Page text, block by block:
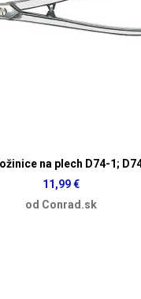
na plech D74-1;
11,99 €
od Conrad.sk